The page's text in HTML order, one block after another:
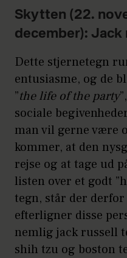
Skytten (22.
december):
Dette stjernetegn
entusiasme, og de
”the life of the party
sociale
man vil gerne være
kommer, at den
rejse og at tage ud
listen over et godt
tegn, står der
efterligner disse
nemlig jack russell
shih tzu og boston